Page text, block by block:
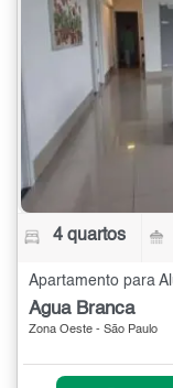
4 quartos
Água Branca
Zona Oeste - São Paulo